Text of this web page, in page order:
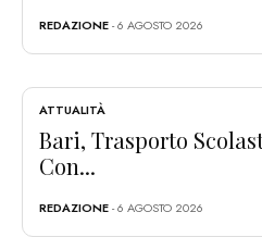
REDAZIONE- 6 AGOSTO 2026
ATTUALITÀ
Bari, Trasporto
Con...
REDAZIONE- 6 AGOSTO 2026